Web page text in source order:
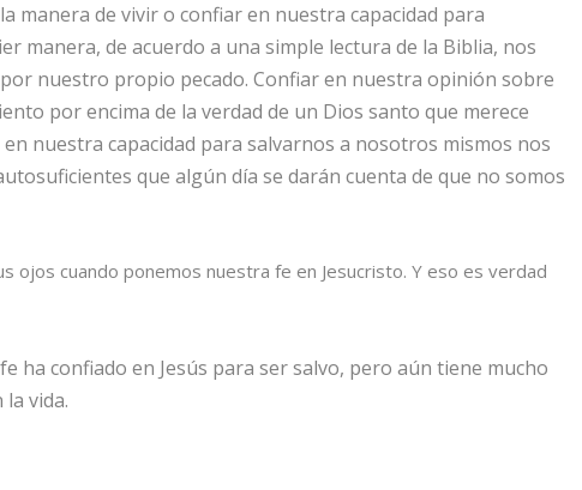
manera de vivir o confiar en nuestra capacidad para
manera, de acuerdo a una simple lectura de la Biblia, nos
nuestro propio pecado. Confiar en nuestra opinión sobre
por encima de la verdad de un Dios santo que merece
nuestra capacidad para salvarnos a nosotros mismos nos
que algún día se darán cuenta de que no somos
ojos cuando ponemos nuestra fe en Jesucristo. Y eso es verdad
ha confiado en Jesús para ser salvo, pero aún tiene mucho
vida.